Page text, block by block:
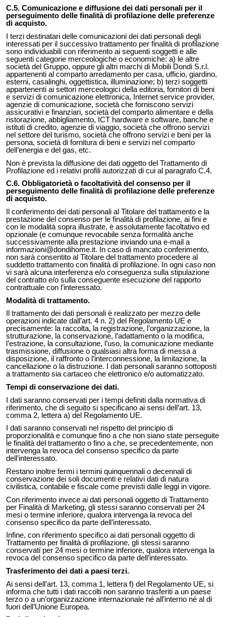
C.5. Comunicazione e diffusione dei dati personali per il
perseguimento delle finalità di profilazione delle preferenze
di acquisto.
I terzi destinatari delle comunicazioni dei dati personali degli
interessati per il successivo trattamento per finalità di profilazione
sono individuabili con riferimento ai seguenti soggetti e alle
seguenti categorie merceologiche o economiche: a) le altre
società del Gruppo, oppure gli altri marchi di Mobili Dondi S.r.l.
appartenenti al comparto arredamento per casa, ufficio, giardino,
esterni, casalinghi, oggettistica, illuminazione; b) terzi soggetti
appartenenti ai settori merceologici della editoria, fornitori di beni
e servizi di comunicazione elettronica, Internet service provider,
agenzie di comunicazione, società che forniscono servizi
assicurativi e finanziari, società del comparto alimentare e della
ristorazione, abbigliamento, ICT hardware e software, banche e
istituti di credito, agenzie di viaggio, società che offrono servizi
nel settore del turismo, società che offrono servizi e beni per la
persona, società di fornitura di beni e servizi nel comparto
dell’energia e del gas, etc.
Non è prevista la diffusione dei dati oggetto del Trattamento di
Profilazione ed i relativi profili autorizzati di cui al paragrafo C.4.
C.6. Obbligatorietà o facoltatività del consenso per il
perseguimento delle finalità di profilazione delle preferenze
di acquisto.
Il conferimento dei dati personali al Titolare del trattamento e la
prestazione del consenso per le finalità di profilazione, ai fini e
con le modalità sopra illustrate, è assolutamente facoltativo ed
opzionale (e comunque revocabile senza formalità anche
successivamente alla prestazione inviando una e-mail a
informazioni@dondihome.it. In caso di mancato conferimento,
non sarà consentito al Titolare del trattamento procedere al
suddetto trattamento con finalità di profilazione. In ogni caso non
vi sarà alcuna interferenza e/o conseguenza sulla stipulazione
del contratto e/o sulla conseguente esecuzione del rapporto
contrattuale con l’interessato.
Modalità di trattamento.
Il trattamento dei dati personali è realizzato per mezzo delle
operazioni indicate dall’art. 4 n. 2) del Regolamento UE e
precisamente: la raccolta, la registrazione, l’organizzazione, la
strutturazione, la conservazione, l’adattamento o la modifica,
l’estrazione, la consultazione, l’uso, la comunicazione mediante
trasmissione, diffusione o qualsiasi altra forma di messa a
disposizione, il raffronto o l’interconnessione, la limitazione, la
cancellazione o la distruzione. I dati personali saranno sottoposti
a trattamento sia cartaceo che elettronico e/o automatizzato.
Tempi di conservazione dei dati.
I dati saranno conservati per i tempi definiti dalla normativa di
riferimento, che di seguito si specificano ai sensi dell’art. 13,
comma 2, lettera a) del Regolamento UE.
I dati saranno conservati nel rispetto del principio di
proporzionalità e comunque fino a che non siano state perseguite
le finalità del trattamento o fino a che, se precedentemente, non
intervenga la revoca del consenso specifico da parte
dell’interessato.
Restano inoltre fermi i termini quinquennali o decennali di
conservazione dei soli documenti e relativi dati di natura
civilistica, contabile e fiscale come previsti dalle leggi in vigore.
Con riferimento invece ai dati personali oggetto di Trattamento
per Finalità di Marketing, gli stessi saranno conservati per 24
mesi o termine inferiore, qualora intervenga la revoca del
consenso specifico da parte dell’interessato.
Infine, con riferimento specifico ai dati personali oggetto di
Trattamento per finalità di profilazione, gli stessi saranno
conservati per 24 mesi o termine inferiore, qualora intervenga la
revoca del consenso specifico da parte dell’interessato.
Trasferimento dei dati a paesi terzi.
Ai sensi dell’art. 13, comma 1, lettera f) del Regolamento UE, si
informa che tutti i dati raccolti non saranno trasferiti a un paese
terzo o a un’organizzazione internazionale né all’interno né al di
fuori dell’Unione Europea.